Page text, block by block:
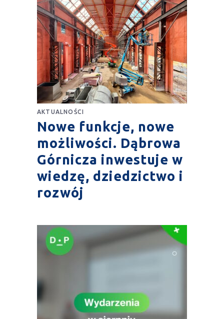
AKTUALNOŚCI
Nowe funkcje, nowe
możliwości. Dąbrowa
Górnicza inwestuje w
wiedzę, dziedzictwo i
rozwój